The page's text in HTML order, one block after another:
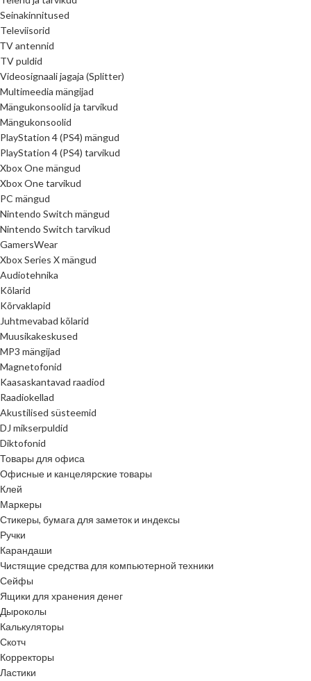
Seinakinnitused
Televiisorid
ТV antennid
TV puldid
Videosignaali jagaja (Splitter)
Multimeedia mängijad
Mängukonsoolid ja tarvikud
Mängukonsoolid
PlayStation 4 (PS4) mängud
PlayStation 4 (PS4) tarvikud
Xbox One mängud
Xbox One tarvikud
PC mängud
Nintendo Switch mängud
Nintendo Switch tarvikud
GamersWear
Xbox Series X mängud
Audiotehnika
Kõlarid
Kõrvaklapid
Juhtmevabad kõlarid
Muusikakeskused
MP3 mängijad
Magnetofonid
Kaasaskantavad raadiod
Raadiokellad
Akustilised süsteemid
DJ mikserpuldid
Diktofonid
Товары для офиса
Офисные и канцелярские товары
Клей
Маркеры
Стикеры, бумага для заметок и индексы
Ручки
Карандаши
Чистящие средства для компьютерной техники
Сейфы
Ящики для хранения денег
Дыроколы
Калькуляторы
Скотч
Корректоры
Ластики